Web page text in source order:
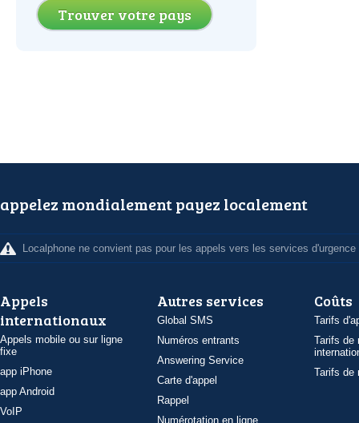
Trouver votre pays
appelez mondialement payez localement
Localphone ne convient pas pour les appels vers les services d'urgence
Appels
internationaux
Appels mobile ou sur ligne
fixe
app iPhone
app Android
VoIP
Autres services
Global SMS
Numéros entrants
Answering Service
Carte d'appel
Rappel
Numérotation en ligne
Coûts
Tarifs
Tarifs de
Tarifs de